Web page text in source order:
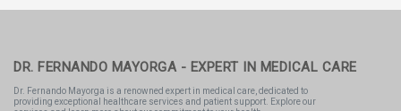
DR. FERNANDO MAYORGA - EXPERT IN MEDICAL CARE
Dr. Fernando Mayorga is a renowned expert in medical care, dedicated to
providing exceptional healthcare services and patient support. Explore our